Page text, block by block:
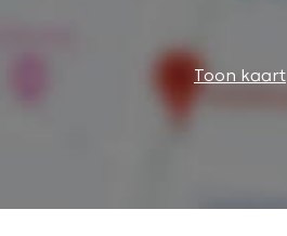
Toon kaart